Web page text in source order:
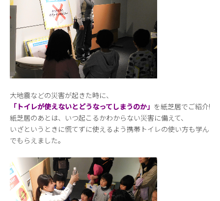
大地震などの災害が起きた時に、
「トイレが使えないとどうなってしまうのか」 を紙芝居でご紹介!
紙芝居のあとは、いつ起こるかわからない災害に備えて、
いざというときに慌てずに使えるよう携帯トイレの使い方も学ん
でもらえました。